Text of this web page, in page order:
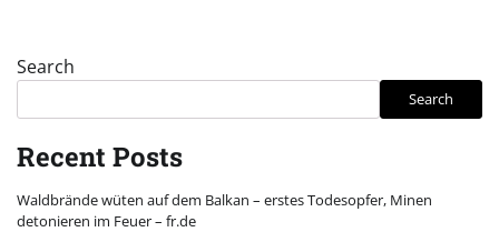
Search
Search
Recent Posts
Waldbrände wüten auf dem Balkan – erstes Todesopfer, Minen
detonieren im Feuer – fr.de